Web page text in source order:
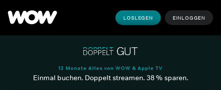
LOSLEGEN EINLOGGEN
12 Monate Alles von WOW & Apple TV
Einmal buchen. Doppelt streamen. 38 % sparen.